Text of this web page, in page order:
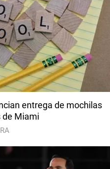
entrega de mochilas
Miami